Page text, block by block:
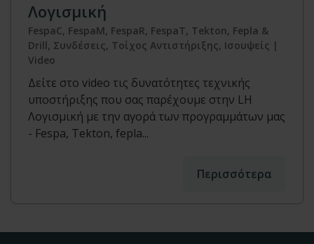
Λογισμική
FespaC, FespaM, FespaR, FespaT, Tekton, Fepla &
Drill, Συνδέσεις, Τοίχος Αντιστήριξης, Ισουψείς |
Video
Δείτε στο video τις δυνατότητες τεχνικής
υποστήριξης που σας παρέχουμε στην LH
Λογισμική με την αγορά των προγραμμάτων μας
- Fespa, Tekton, fepla...
Περισσότερα